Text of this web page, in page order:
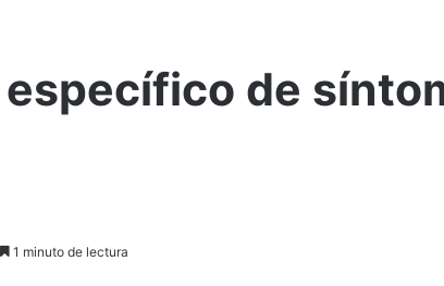
de
1 minuto de lectura